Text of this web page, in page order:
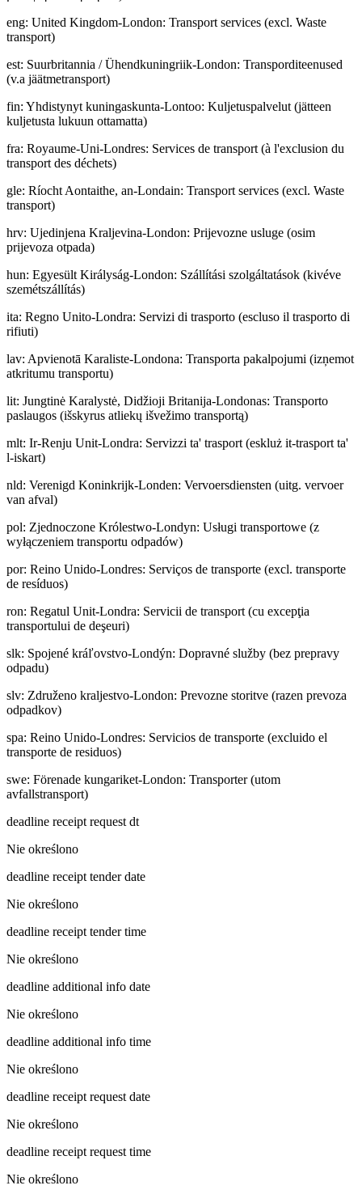
eng: United Kingdom-London: Transport services (excl. Waste
transport)
est: Suurbritannia / Ühendkuningriik-London: Transporditeenused
(v.a jäätmetransport)
fin: Yhdistynyt kuningaskunta-Lontoo: Kuljetuspalvelut (jätteen
kuljetusta lukuun ottamatta)
fra: Royaume-Uni-Londres: Services de transport (à l'exclusion du
transport des déchets)
gle: Ríocht Aontaithe, an-Londain: Transport services (excl. Waste
transport)
hrv: Ujedinjena Kraljevina-London: Prijevozne usluge (osim
prijevoza otpada)
hun: Egyesült Királyság-London: Szállítási szolgáltatások (kivéve
szemétszállítás)
ita: Regno Unito-Londra: Servizi di trasporto (escluso il trasporto di
rifiuti)
lav: Apvienotā Karaliste-Londona: Transporta pakalpojumi (izņemot
atkritumu transportu)
lit: Jungtinė Karalystė, Didžioji Britanija-Londonas: Transporto
paslaugos (išskyrus atliekų išvežimo transportą)
mlt: Ir-Renju Unit-Londra: Servizzi ta' trasport (eskluż it-trasport ta'
l-iskart)
nld: Verenigd Koninkrijk-Londen: Vervoersdiensten (uitg. vervoer
van afval)
pol: Zjednoczone Królestwo-Londyn: Usługi transportowe (z
wyłączeniem transportu odpadów)
por: Reino Unido-Londres: Serviços de transporte (excl. transporte
de resíduos)
ron: Regatul Unit-Londra: Servicii de transport (cu excepţia
transportului de deşeuri)
slk: Spojené kráľovstvo-Londýn: Dopravné služby (bez prepravy
odpadu)
slv: Združeno kraljestvo-London: Prevozne storitve (razen prevoza
odpadkov)
spa: Reino Unido-Londres: Servicios de transporte (excluido el
transporte de residuos)
swe: Förenade kungariket-London: Transporter (utom
avfallstransport)
deadline receipt request dt
Nie określono
deadline receipt tender date
Nie określono
deadline receipt tender time
Nie określono
deadline additional info date
Nie określono
deadline additional info time
Nie określono
deadline receipt request date
Nie określono
deadline receipt request time
Nie określono